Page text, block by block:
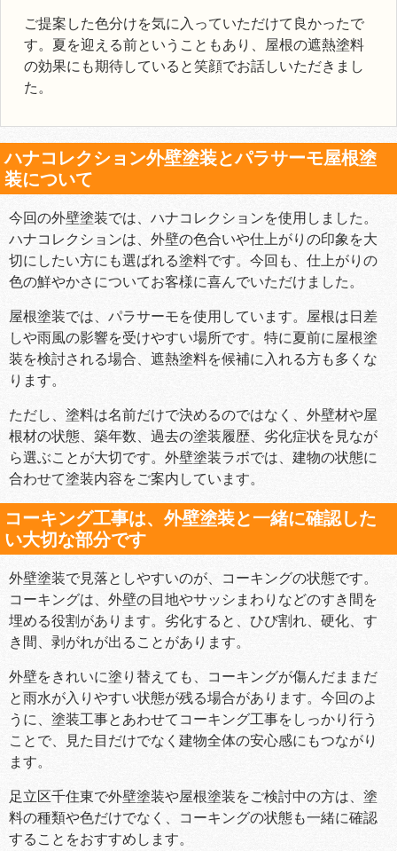
ご提案した色分けを気に入っていただけて良かったで
す。夏を迎える前ということもあり、屋根の遮熱塗料
の効果にも期待していると笑顔でお話しいただきまし
た。
ハナコレクション外壁塗装とパラサーモ屋根塗
装について
今回の外壁塗装では、ハナコレクションを使用しました。
ハナコレクションは、外壁の色合いや仕上がりの印象を大
切にしたい方にも選ばれる塗料です。今回も、仕上がりの
色の鮮やかさについてお客様に喜んでいただけました。
屋根塗装では、パラサーモを使用しています。屋根は日差
しや雨風の影響を受けやすい場所です。特に夏前に屋根塗
装を検討される場合、遮熱塗料を候補に入れる方も多くな
ります。
ただし、塗料は名前だけで決めるのではなく、外壁材や屋
根材の状態、築年数、過去の塗装履歴、劣化症状を見なが
ら選ぶことが大切です。外壁塗装ラボでは、建物の状態に
合わせて塗装内容をご案内しています。
コーキング工事は、外壁塗装と一緒に確認した
い大切な部分です
外壁塗装で見落としやすいのが、コーキングの状態です。
コーキングは、外壁の目地やサッシまわりなどのすき間を
埋める役割があります。劣化すると、ひび割れ、硬化、す
き間、剥がれが出ることがあります。
外壁をきれいに塗り替えても、コーキングが傷んだままだ
と雨水が入りやすい状態が残る場合があります。今回のよ
うに、塗装工事とあわせてコーキング工事をしっかり行う
ことで、見た目だけでなく建物全体の安心感にもつながり
ます。
足立区千住東で外壁塗装や屋根塗装をご検討中の方は、塗
料の種類や色だけでなく、コーキングの状態も一緒に確認
することをおすすめします。